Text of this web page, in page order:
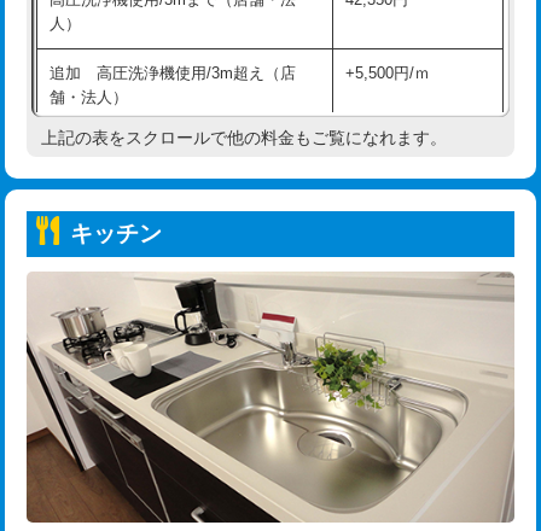
持込商品取付（混合水栓）
持込商品取付（浄水器・分岐水栓） 16,500円
持込商品取付（温水洗浄便座） 22,000円
持込商品取付（普通便座⇔温水洗浄便
22,000円
給水管工事※（ホール加工)
給水管工事※（バンド止め) 3,300円
給水管工事※（支持金具設置) 5,500円
給水管工事※（保温材使用（バンド止
め込み）)
5,500円
給水管工事※（土の掘削・埋め戻し作
11,000円
人）
追加 高圧洗浄機使用/3m超え（店
舗・法人）
+5,500円/ｍ
高度高圧洗浄換 現地調査
トーラー機使用/3mまで
追加トーラー機使用/3m超え +3,300円
カメラ調査 33,000円
桝清掃 8,800円
止水・漏水調査・防水処理・清掃・修
理・調整・分解・加工など（軽作業）
11,000円
止水・漏水調査・防水処理・清掃・修
22,000円
上記の表をスクロールで他の料金もご覧になれます。
キッチン